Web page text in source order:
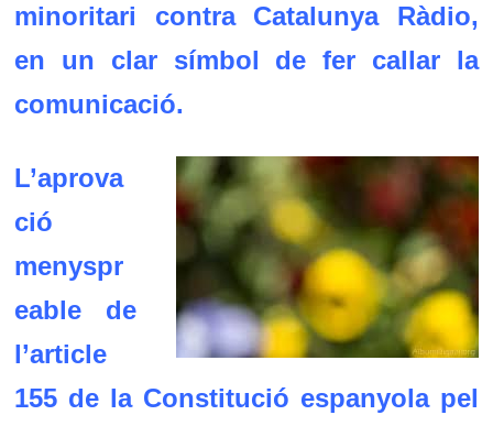
minoritari contra Catalunya Ràdio,
en un clar símbol de fer callar la
comunicació.
L’aprova
ció
menyspr
eable de
l’article
155 de la Constitució espanyola pel